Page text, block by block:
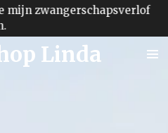
Linda
mijn zwangerschapsverlof